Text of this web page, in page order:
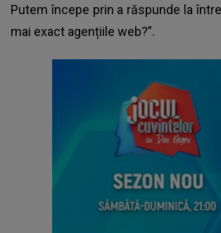
Putem începe prin a răspunde la
mai exact agențiile web?”.